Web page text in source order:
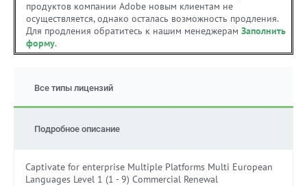
продуктов компании Adobe новым клиентам не
осуществляется, однако осталась возможность продления.
Для продления обратитесь к нашим менеджерам Заполнить
форму.
Все типы лицензий
Подробное описание
Captivate for enterprise Multiple Platforms Multi European
Languages Level 1 (1 - 9) Commercial Renewal